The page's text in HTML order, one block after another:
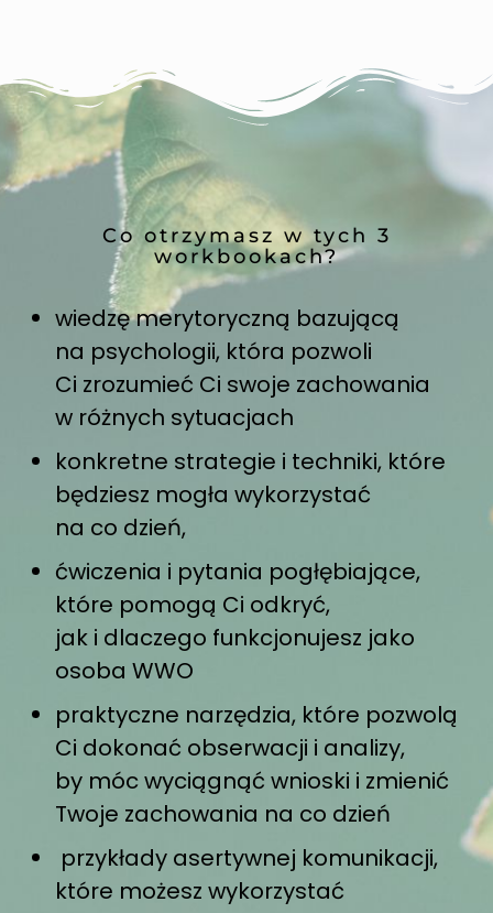
Co otrzymasz w tych 3
workbookach?
wiedzę merytoryczną bazującą
na psychologii, która pozwoli
Ci zrozumieć Ci swoje zachowania
w różnych sytuacjach
konkretne strategie i techniki, które
będziesz mogła wykorzystać
na co dzień,
ćwiczenia i pytania pogłębiające,
które pomogą Ci odkryć,
jak i dlaczego funkcjonujesz jako
osoba WWO
praktyczne narzędzia, które pozwolą
Ci dokonać obserwacji i analizy,
by móc wyciągnąć wnioski i zmienić
Twoje zachowania na co dzień
przykłady asertywnej komunikacji,
które możesz wykorzystać